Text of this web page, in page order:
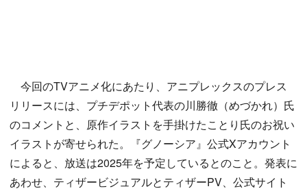
今回のTVアニメ化にあたり、アニプレックスのプレス
リリースには、プチデポット代表の川勝徹（めづかれ）氏
のコメントと、原作イラストを手掛けたことり氏のお祝い
イラストが寄せられた。『グノーシア』公式Xアカウント
によると、放送は2025年を予定しているとのこと。発表に
あわせ、ティザービジュアルとティザーPV、公式サイト